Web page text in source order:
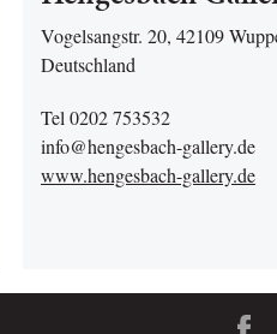
Vogelsangstr. 20, 42109
Deutschland
Tel 0202 753532
info@hengesbach-gallery.de
www.hengesbach-gallery.de